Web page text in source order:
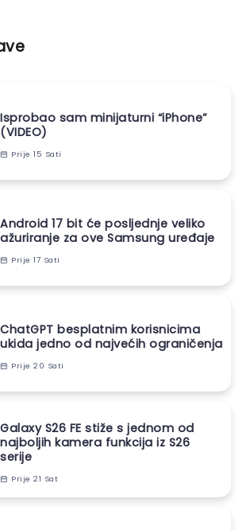
Isprobao sam minijaturni “iPhone”
(VIDEO)
Prije 15 Sati
Android 17 bit će posljednje veliko
ažuriranje za ove Samsung uređaje
Prije 17 Sati
ChatGPT besplatnim korisnicima
ukida jedno od najvećih ograničenja
Prije 20 Sati
Galaxy S26 FE stiže s jednom od
najboljih kamera funkcija iz S26
serije
Prije 21 Sat